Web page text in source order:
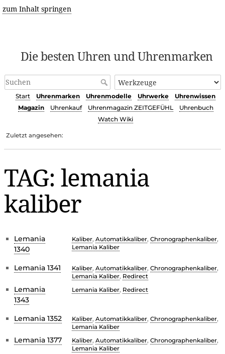
zum Inhalt springen
Die besten Uhren und Uhrenmarken
Start Uhrenmarken Uhrenmodelle Uhrwerke
Uhrenwissen
Magazin
Uhrenkauf Uhrenmagazin ZEITGEFÜHL
Uhrenbuch
Watch Wiki
Zuletzt angesehen:
TAG: lemania
kaliber
Lemania
1340
Kaliber, Automatikkaliber, Chronographenkaliber,
Lemania Kaliber
Lemania 1341 Kaliber, Automatikkaliber, Chronographenkaliber,
Lemania Kaliber, Redirect
Lemania
1343
Lemania Kaliber, Redirect
Lemania 1352 Kaliber, Automatikkaliber, Chronographenkaliber,
Lemania Kaliber
Lemania 1377 Kaliber, Automatikkaliber, Chronographenkaliber,
Lemania Kaliber